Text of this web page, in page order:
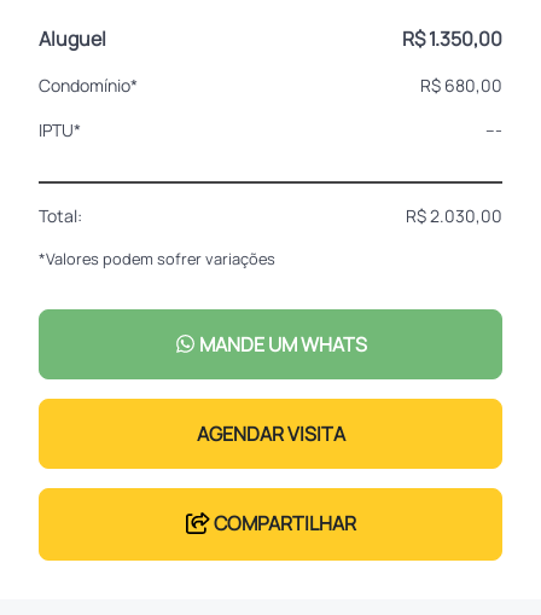
Aluguel R$ 1.350,00
Condomínio*
R$ 680,00
IPTU*
---
Total: R$ 2.030,00
*Valores podem sofrer variações
MANDE UM WHATS
AGENDAR VISITA
COMPARTILHAR